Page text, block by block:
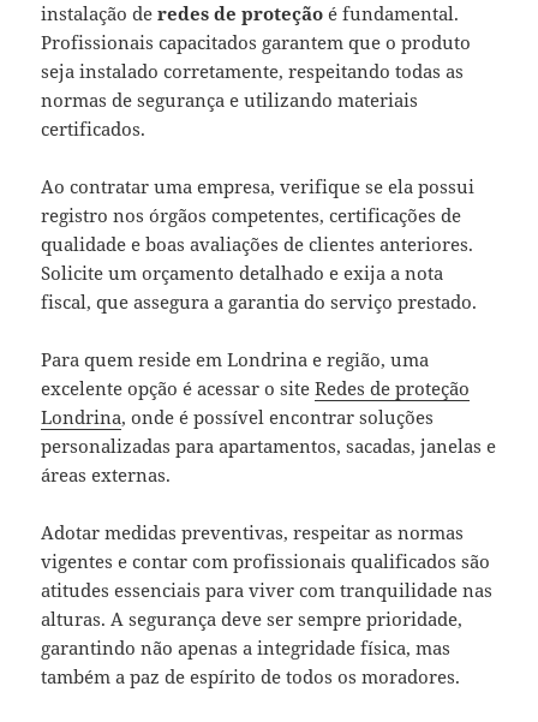
instalação deredes de proteção é fundamental.
Profissionais capacitados garantem que o produto
seja instalado corretamente, respeitando todas as
normas de segurança e utilizando materiais
certificados.
Ao contratar uma empresa, verifique se ela possui
registro nos órgãos competentes, certificações de
qualidade e boas avaliações de clientes anteriores.
Solicite um orçamento detalhado e exija a nota
fiscal, que assegura a garantia do serviço prestado.
Para quem reside em Londrina e região, uma
excelente opção é acessar o siteRedes de proteção
Londrina, onde é possível encontrar soluções
personalizadas para apartamentos, sacadas, janelas e
áreas externas.
Adotar medidas preventivas, respeitar as normas
vigentes e contar com profissionais qualificados são
atitudes essenciais para viver com tranquilidade nas
alturas. A segurança deve ser sempre prioridade,
garantindo não apenas a integridade física, mas
também a paz de espírito de todos os moradores.